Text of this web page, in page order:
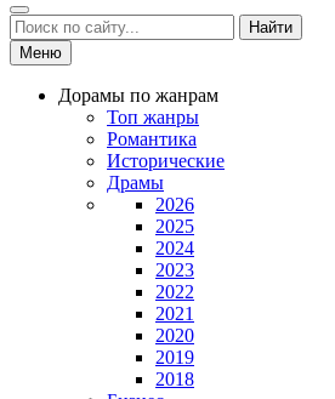
Найти
Меню
Дорамы по жанрам
Топ жанры
Романтика
Исторические
Драмы
2026
2025
2024
2023
2022
2021
2020
2019
2018